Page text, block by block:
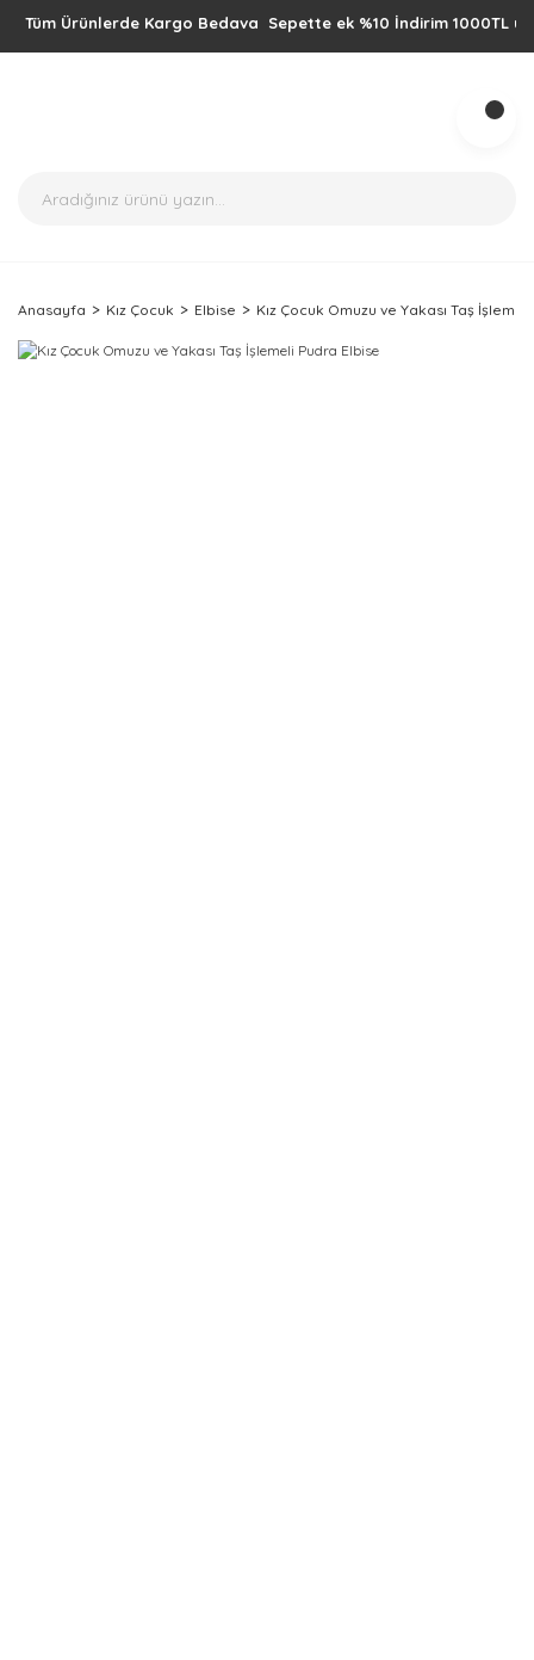
Ürünlerde Kargo Bedava Sepette ek %10 İndirim 1000TL üzeri
Anasayfa Kız Çocuk Elbise Kız Çocuk Omuzu ve Yakası Taş